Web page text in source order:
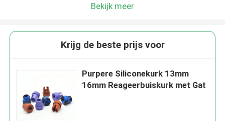
Bekijk meer
Krijg de beste prijs voor
Purpere Siliconekurk 13mm
16mm Reageerbuiskurk met Gat